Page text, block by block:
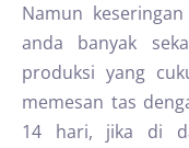
Namun
anda banyak
produksi yang
memesan tas
14 hari, jika di